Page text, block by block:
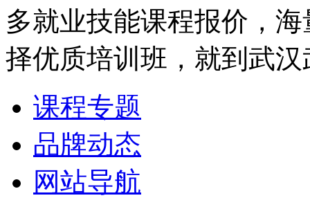
多就业技能课程报价，
择优质培训班，就到武
课程专题
品牌动态
网站导航